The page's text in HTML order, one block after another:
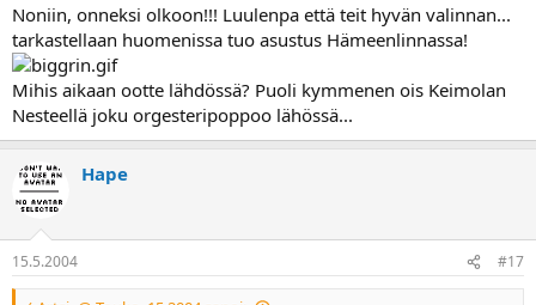
Noniin, onneksi olkoon!!! Luulenpa että teit hyvän valinnan...
tarkastellaan huomenissa tuo asustus Hämeenlinnassa!
Mihis aikaan ootte lähdössä? Puoli kymmenen ois Keimolan
Nesteellä joku orgesteripoppoo lähössä...
Hape
15.5.2004 #17